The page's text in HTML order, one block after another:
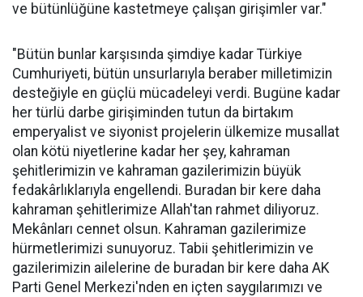
ve bütünlüğüne kastetmeye çalışan girişimler var."
"Bütün bunlar karşısında şimdiye kadar Türkiye
Cumhuriyeti, bütün unsurlarıyla beraber milletimizin
desteğiyle en güçlü mücadeleyi verdi. Bugüne kadar
her türlü darbe girişiminden tutun da birtakım
emperyalist ve siyonist projelerin ülkemize musallat
olan kötü niyetlerine kadar her şey, kahraman
şehitlerimizin ve kahraman gazilerimizin büyük
fedakârlıklarıyla engellendi. Buradan bir kere daha
kahraman şehitlerimize Allah'tan rahmet diliyoruz.
Mekânları cennet olsun. Kahraman gazilerimize
hürmetlerimizi sunuyoruz. Tabii şehitlerimizin ve
gazilerimizin ailelerine de buradan bir kere daha AK
Parti Genel Merkezi'nden en içten saygılarımızı ve